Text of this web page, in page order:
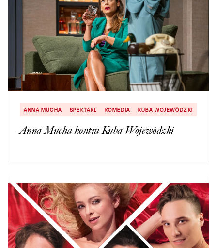
ANNA MUCHA SPEKTAKL KOMEDIA KUBA WOJEWÓDZKI
Anna Mucha kontra Kuba Wojewódzki